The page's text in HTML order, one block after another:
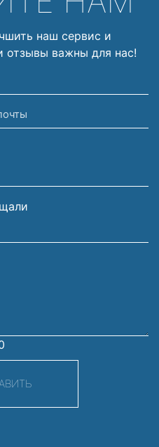
наш сервис и
важны для нас!